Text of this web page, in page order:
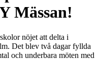
Mässan!
nöjet att delta i
Det blev två dagar fyllda
och underbara möten med